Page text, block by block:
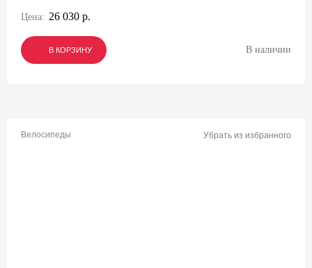
Цена: 26 030 р.
В КОРЗИНУ
В КОРЗИНУ
В КОРЗИНУ В наличии
Велосипеды Убрать из избранного